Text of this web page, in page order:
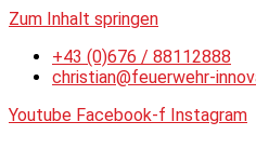
Zum Inhalt springen
+43 (0)676 / 88112888
christian@feuerwehr-
Youtube Facebook-f Instagram